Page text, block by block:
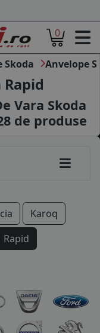
0
Skoda Anvelope
Vara Skoda
de produse
Karoq
Rapid